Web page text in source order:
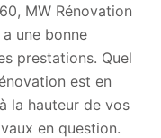
MW Rénovation
une bonne
prestations. Quel
est en
la hauteur de vos
en question.